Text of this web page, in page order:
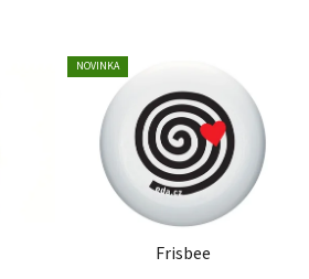
NOVINKA
Frisbee